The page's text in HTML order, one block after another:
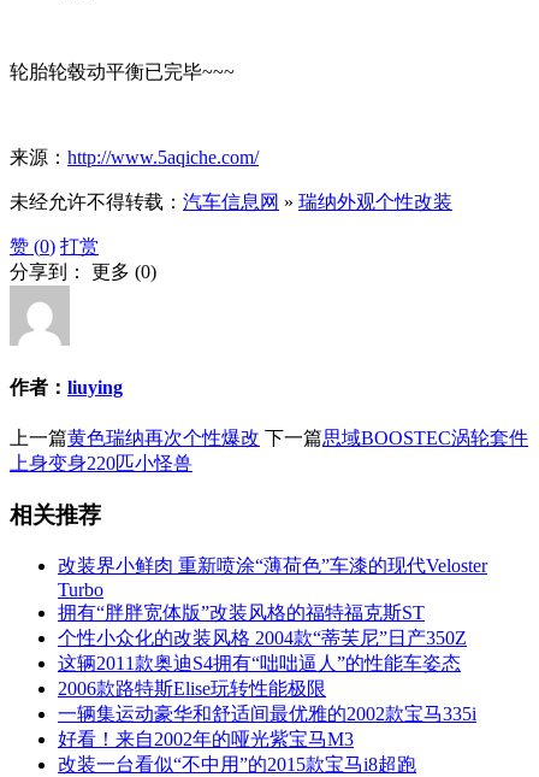
轮胎轮毂动平衡已完毕~~~
来源： http://www.5aqiche.com/
未经允许不得转载： 汽车信息网 » 瑞纳外观个性改装
赞 (0) 打赏
分享到： 更多 (0)
作者： liuying
上一篇黄色瑞纳再次个性爆改 下一篇思域BOOSTEC涡轮套件
上身变身220匹小怪兽
相关推荐
改装界小鲜肉 重新喷涂“薄荷色”车漆的现代Veloster
Turbo
拥有“胖胖宽体版”改装风格的福特福克斯ST
个性小众化的改装风格 2004款“蒂芙尼”日产350Z
这辆2011款奥迪S4拥有“咄咄逼人”的性能车姿态
2006款路特斯Elise玩转性能极限
一辆集运动豪华和舒适间最优雅的2002款宝马335i
好看！来自2002年的哑光紫宝马M3
改装一台看似“不中用”的2015款宝马i8超跑